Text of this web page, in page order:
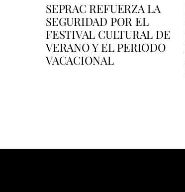
SEPRAC REFUERZA LA
SEGURIDAD POR EL
FESTIVAL CULTURAL DE
VERANO Y EL PERIODO
VACACIONAL